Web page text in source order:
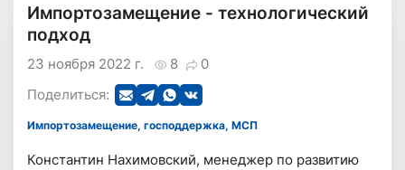
Импортозамещение - технологический
подход
8 0
23 ноября 2022 г.
Поделиться:
Импортозамещение, господдержка, МСП
Константин Нахимовский, менеджер по развитию